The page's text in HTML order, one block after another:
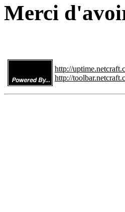
Merci
http://
http://